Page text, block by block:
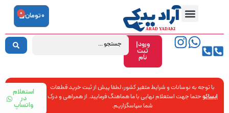
ورود|
ثبت
نام
0تومان 0
با توجه به نوسانات و شرایط متغیر کشور، لطفا پیش از ثبت خرید قطعات
ایساکوحتما جهت استعلام نهایی با ما هماهنگ فرمایید. از همراهی و درک
شما سپاسگزاریم.
استعلام
در
واتساپ